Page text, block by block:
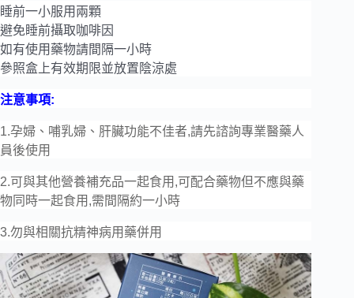
睡前一小服用兩顆
避免睡前攝取咖啡因
如有使用藥物請間隔一小時
參照盒上有效期限並放置陰涼處
注意事項:
1.孕婦、哺乳婦、肝臟功能不佳者,請先諮詢專業醫藥人
員後使用
2.可與其他營養補充品一起食用,可配合藥物但不應與藥
物同時一起食用,需間隔約一小時
3.勿與相關抗精神病用藥併用